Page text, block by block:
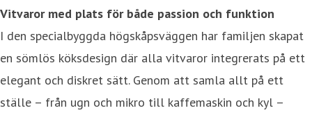
Vitvaror med plats för både passion och funktion
I den specialbyggda högskåpsväggen har familjen skapat
en sömlös köksdesign där alla vitvaror integrerats på ett
elegant och diskret sätt. Genom att samla allt på ett
ställe – från ugn och mikro till kaffemaskin och kyl –